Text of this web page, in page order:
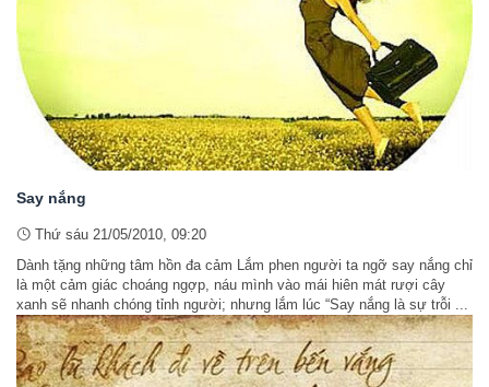
Say nắng
Thứ sáu 21/05/2010, 09:20
Dành tặng những tâm hồn đa cảm Lắm phen người ta ngỡ say nắng chỉ
là một cảm giác choáng ngợp, náu mình vào mái hiên mát rượi cây
xanh sẽ nhanh chóng tỉnh người; nhưng lắm lúc “Say nắng là sự trỗi ...